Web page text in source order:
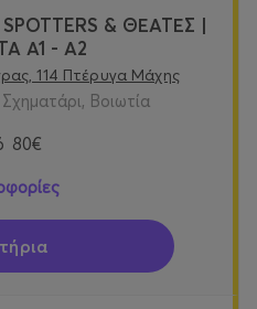
& ΘΕΑΤΕΣ |
Α1 - Α2
114 Πτέρυγα Μάχης
Βοιωτία
80€